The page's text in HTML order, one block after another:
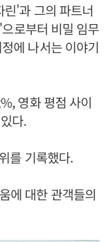
'과 그의 파트너
로부터 비밀 임무
에 나서는 이야기
영화 평점 사이
다.
를 기록했다.
에 대한 관객들의